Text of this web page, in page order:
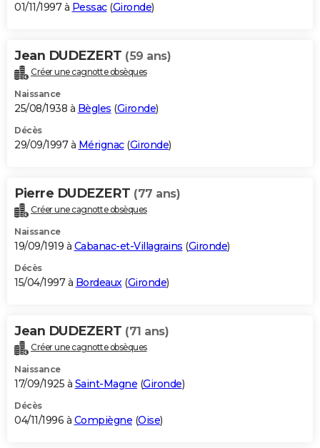
01/11/1997 à Pessac(Gironde)
Jean DUDEZERT (59 ans)
Créer une cagnotte obsèques
Naissance
25/08/1938 à Bègles (Gironde)
Décès
29/09/1997 à Mérignac(Gironde)
Pierre DUDEZERT (77 ans)
Créer une cagnotte obsèques
Naissance
19/09/1919 à Cabanac-et-Villagrains (Gironde)
Décès
15/04/1997 à Bordeaux(Gironde)
Jean DUDEZERT (71 ans)
Créer une cagnotte obsèques
Naissance
17/09/1925 à Saint-Magne (Gironde)
Décès
04/11/1996 à Compiègne (Oise)